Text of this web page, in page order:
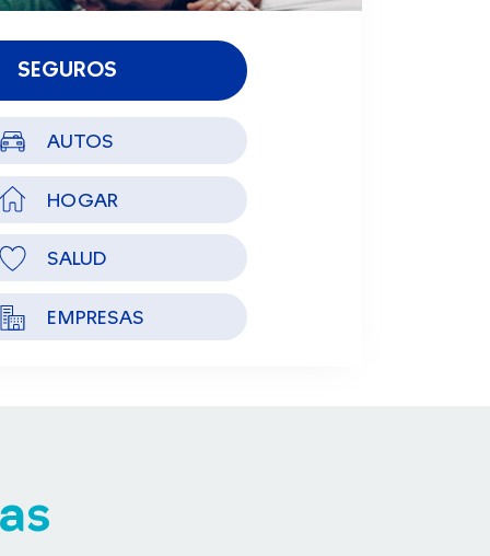
SEGUROS
AUTOS
HOGAR
SALUD
EMPRESAS